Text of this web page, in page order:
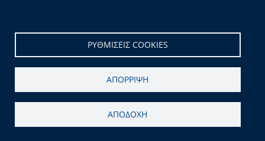
ΡΥΘΜΙΣΕΙΣ COOKIES
ΑΠΟΡΡΙΨΗ
ΑΠΟΔΟΧΗ